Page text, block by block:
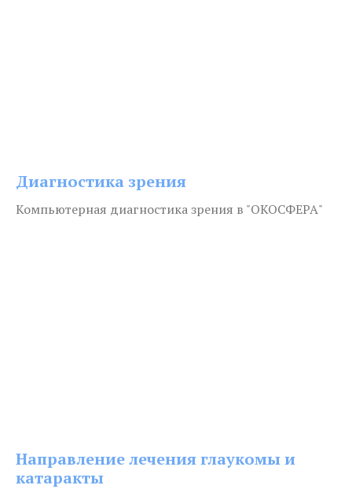
Диагностика зрения
Компьютерная диагностика зрения в "ОКОСФЕРА"
Направление лечения глаукомы и
катаракты